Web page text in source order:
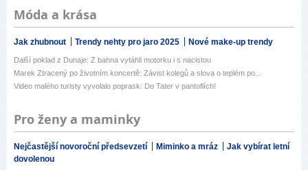
Móda a krása
Jak zhubnout Trendy nehty pro jaro 2025 Nové make-up trendy
Další poklad z Dunaje: Z bahna vytáhli motorku i s nacistou
Marek Ztracený po životním koncertě: Závist kolegů a slova o teplém po...
Video malého turisty vyvolalo poprask: Do Tater v pantoflích!
Pro ženy a maminky
Nejčastější novoroční předsevzetí Miminko a mráz
Jak vybírat letní
dovolenou